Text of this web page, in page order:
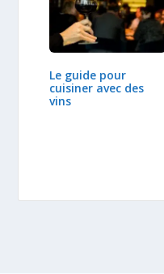
Le guide pour
cuisiner avec des
vins